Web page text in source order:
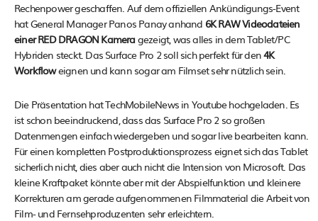
Rechenpower geschaffen. Auf dem offiziellen Ankündigungs-Event
hat General Manager Panos Panay anhand 6K RAW Videodateien
einer RED DRAGON Kameragezeigt, was alles in dem Tablet/PC
Hybriden steckt. Das Surface Pro 2 soll sich perfekt für den4K
Workfloweignen und kann sogar am Filmset sehr nützlich sein.
Die Präsentation hat TechMobileNews in Youtube hochgeladen. Es
ist schon beeindruckend, dass das Surface Pro 2 so großen
Datenmengen einfach wiedergeben und sogar live bearbeiten kann.
Für einen kompletten Postproduktionsprozess eignet sich das Tablet
sicherlich nicht, dies aber auch nicht die Intension von Microsoft. Das
kleine Kraftpaket könnte aber mit der Abspielfunktion und kleinere
Korrekturen am gerade aufgenommenen Filmmaterial die Arbeit von
Film- und Fernsehproduzenten sehr erleichtern.